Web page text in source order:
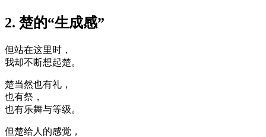
2. 楚的“生成感”
但站在这里时，
我却不断想起楚。
楚当然也有礼，
也有祭，
也有乐舞与等级。
但楚给人的感觉，